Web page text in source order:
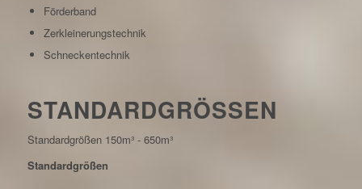
Förderband
Zerkleinerungstechnik
Schneckentechnik
STANDARDGRÖSSEN
Standardgrößen 150m³ - 650m³
Standardgrößen